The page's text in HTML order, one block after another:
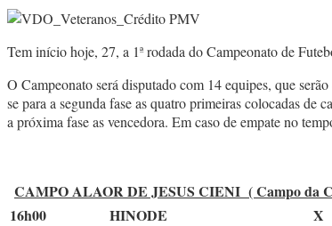
Tem início hoje, 27, a 1ª rodada do Campeonato de
O Campeonato será disputado com 14 equipes, que
se para a segunda fase as quatro primeiras colocadas de
a próxima fase as vencedora. Em caso de empate no
CAMPO ALAOR DE JESUS CIENI ( Campo da
16h00
HINODE X